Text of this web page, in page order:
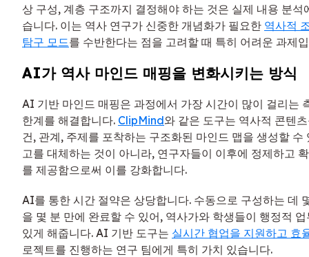
상 구성, 계층 구조까지 결정해야 하는 것은 실제 내용 분
습니다. 이는 역사 연구가 신중한 개념화가 필요한 역사적
탐구 모드를 수반한다는 점을 고려할 때 특히 어려운 과제
AI가 역사 마인드 매핑을 변화시키는 방식
AI 기반 마인드 매핑은 과정에서 가장 시간이 많이 걸리는
한계를 해결합니다. ClipMind와 같은 도구는 역사적 콘텐
건, 관계, 주제를 포착하는 구조화된 마인드 맵을 생성할 수
고를 대체하는 것이 아니라, 연구자들이 이후에 정제하고
를 제공함으로써 이를 강화합니다.
AI를 통한 시간 절약은 상당합니다. 수동으로 구성하는 데
을 몇 분 만에 완료할 수 있어, 역사가와 학생들이 행정적
있게 해줍니다. AI 기반 도구는 실시간 협업을 지원하고 효
로젝트를 진행하는 연구 팀에게 특히 가치 있습니다.